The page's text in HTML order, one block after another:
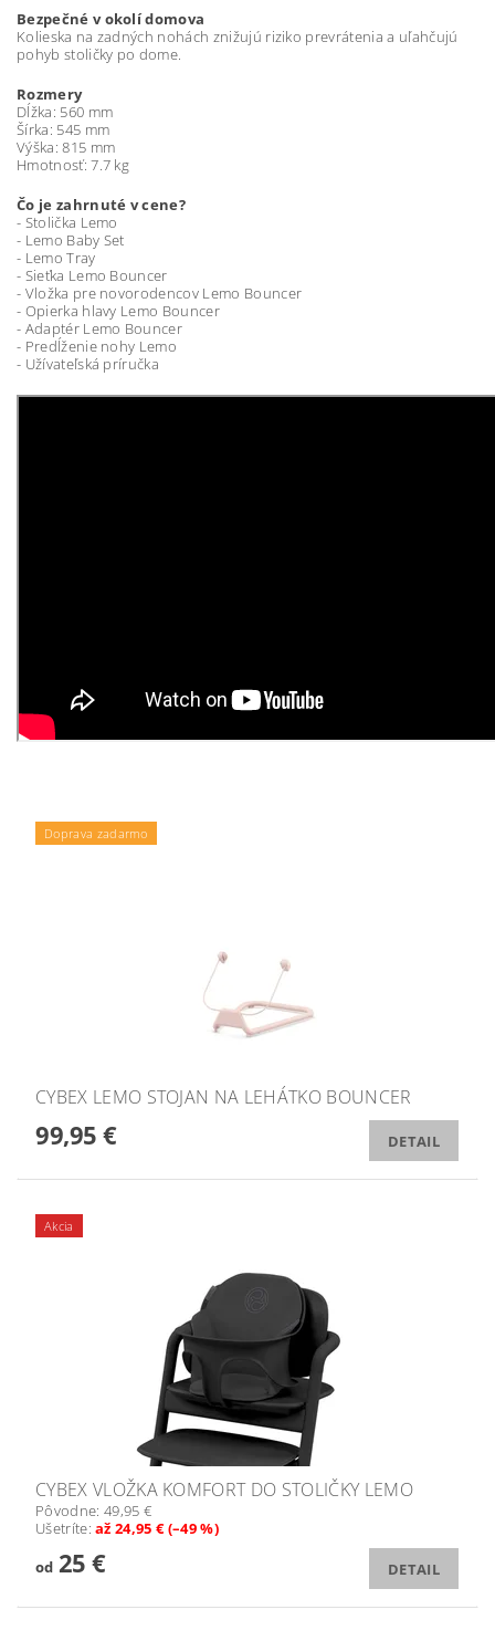
Bezpečné v okolí domova
Kolieska na zadných nohách znižujú riziko prevrátenia a uľahčujú
pohyb stoličky po dome.
Rozmery
Dĺžka: 560 mm
Šírka: 545 mm
Výška: 815 mm
Hmotnosť: 7.7 kg
Čo je zahrnuté v cene?
- Stolička Lemo
- Lemo Baby Set
- Lemo Tray
- Sieťka Lemo Bouncer
- Vložka pre novorodencov Lemo Bouncer
- Opierka hlavy Lemo Bouncer
- Adaptér Lemo Bouncer
- Predĺženie nohy Lemo
- Užívateľská príručka
Doprava zadarmo
CYBEX LEMO STOJAN NA LEHÁTKO BOUNCER
99,95 € DETAIL
Akcia
CYBEX VLOŽKA KOMFORT DO STOLIČKY LEMO
Pôvodne: 49,95 €
Ušetríte:až 24,95 € (–49 %)
od25 € DETAIL